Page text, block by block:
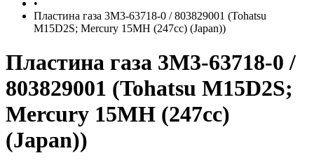
•
Пластина газа 3М3-63718-0 / 803829001 (Tohatsu
M15D2S; Mercury 15MH (247cc) (Japan))
Пластина газа 3М3-63718-0 /
803829001 (Tohatsu M15D2S;
Mercury 15MH (247cc)
(Japan))